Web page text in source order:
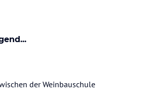
der Weinbauschule